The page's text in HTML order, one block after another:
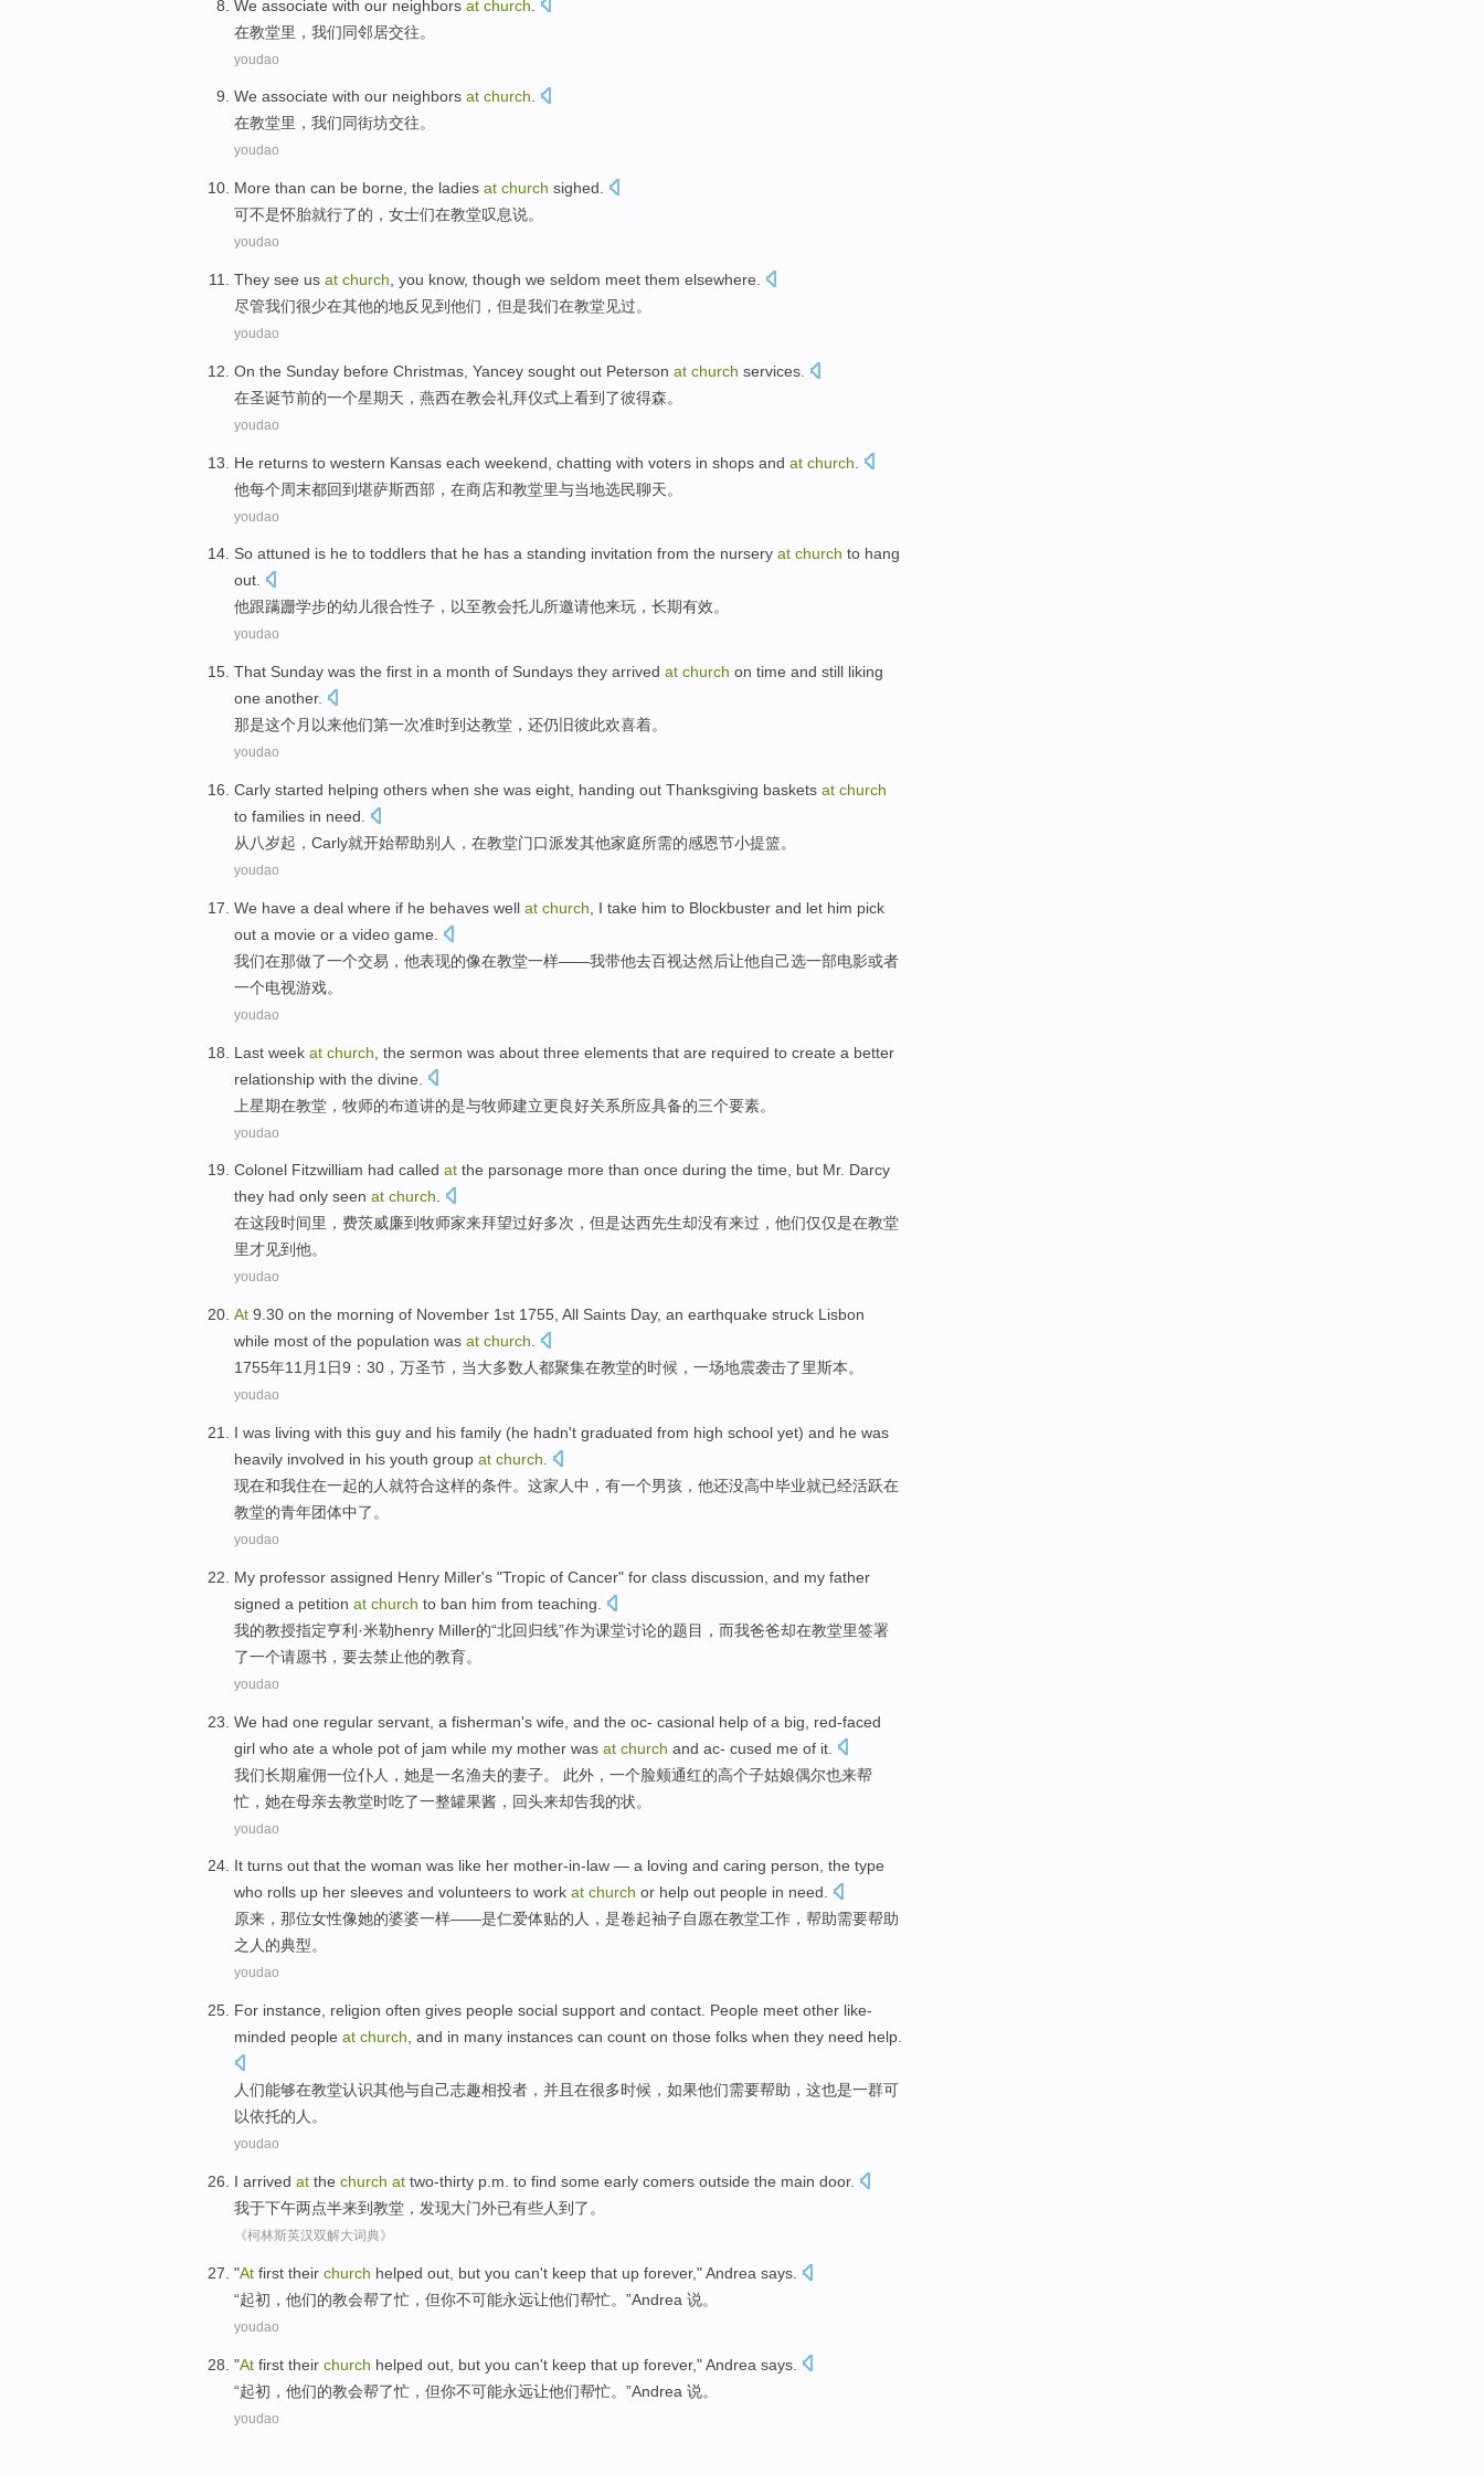
We associate with our neighbors at church
在教堂里， 我们同邻居交往。
youdao
We associate with our neighbors at church.
在教堂里， 我们同街坊交往。
youdao
More than can be borne, the ladies at church sighed
可不是怀胎就行了的， 女士们在教堂叹息说。
youdao
They see us at church , you know, though we seldom meet them elsewhere
尽管我们很少在其他的地反 见到他们 ，但是我们在教堂见过。
youdao
On the Sunday before Christmas Yancey sought out Peterson at church services.
在圣诞节前的一个星期天 ，燕西在教会礼拜仪式上看到 了彼得森。
youdao
He returns to western Kansas each weekend chatting with voters in shops and at church
他每个周末都回到堪萨斯西部 ， 在商店和教堂里与当地选民聊天。
youdao
So attuned is he to toddlers that he has a standing invitation from the nursery at church to hang
out.
他跟蹒跚学步的幼儿很合性子，以至教会托儿所邀请他来玩 ，长期有效。
youdao
That Sunday was the first in a month of Sundays they arrived at church on time and still liking
one another.
那是这个 月 以来他们第一次准时到达教堂 ， 还仍旧彼此欢喜着。
youdao
Carly started helping others when she was eight handing out Thanksgiving baskets at church
to families in need
从八岁起， Carly就开始帮助别人 ， 在教堂门口派发其他家庭所需的感恩节小提篮。
youdao
We have a deal where if he behaves well at church I take him to Blockbuster and let him pick
out a movie or a video game
我们在那做了一个交易 ， 他表现的像在教堂一样——我带他去百视达然后让他自己选一部电影或者
一个电视游戏。
youdao
Last week at church , the sermon was about three elements that are required to create a better
relationship with the divine
上星期在教堂 ， 牧师的布道讲的是与牧师建立更良好关系所应具备的三个要素。
youdao
Colonel Fitzwilliam had called at the parsonage more than once during the time, but Mr. Darcy
they had only seen at church.
在这段时间里，费茨威廉到牧师家来拜望过好多次， 但是达西先生却没有来过， 他们仅仅是在教堂
里才见到他。
youdao
At 9.30 on the morning of November 1st 1755, All Saints Day, an earthquake struck Lisbon
while most of the population was at church
1755年11月 1日9：30， 万圣节 ， 当大多数 人都聚集在教堂的时候， 一场地震袭击了里斯本。
youdao
I was living with this guy and his family (he hadn't graduated from high school yet) and he was
heavily involved in his youth group at church
现在和我住在一起的 人就符合这样的条件。 这家 人中，有一个男孩， 他还没高中毕业就已经活跃在
教堂的青年团体中了。
youdao
My professor assigned Henry Miller's "Tropic of Cancer" for class discussion and my father
signed a petition at church to ban him from teaching
我的教授指定亨利·米勒henry Miller的“北回归线”作为课堂讨论的题目， 而我爸爸却在教堂里签署
了一个请愿书 ，要去禁止他的教育。
youdao
We had one regular servant a fisherman's wife , and the oc- casional help of a big, red-faced
girl who ate a whole pot of jam while my mother was at church and ac- cused me of it.
我们长期雇佣一位仆人 ，她是一名渔夫的妻子。 此外，一个脸颊通红的高个子姑娘偶尔也来帮
忙 ，她在母亲去教堂时吃了一整罐果酱 ， 回头来却告我的状。
youdao
It turns out that the woman was like her mother-in-law — a loving and caring person, the type
who rolls up her sleeves and volunteers to work at church or help out people in need.
原来 ， 那位女性像她的婆婆一样——是仁爱体贴的人 ， 是卷起袖子自愿在教堂工作 ， 帮助需要帮助
之人的典型。
youdao
For instance, religion often gives people social support and contact. People meet other like-
minded people at church , and in many instances can count on those folks when they need help
人们能够在教堂认识其他与自己志趣相投者 ， 并且 在很多时候 ，如果他们需要帮助 ，这也是一群可
以依托的 人 。
youdao
I arrived at the church at two-thirty p.m. to find some early comers outside the main door.
我于下午两点半来到教堂 ， 发现大门外已有些人到了。
《柯林斯英汉双解大词典》
"At first their church helped out, but you can't keep that up forever,"Andrea says
“起初 ， 他们的教会帮了忙， 但你不可能永远让他们帮忙。”Andrea 说。
youdao
"At first their church helped out, but you can't keep that up forever,"Andrea says
“起初 ， 他们的教会帮了忙， 但你不可能永远让他们帮忙。”Andrea 说。
youdao